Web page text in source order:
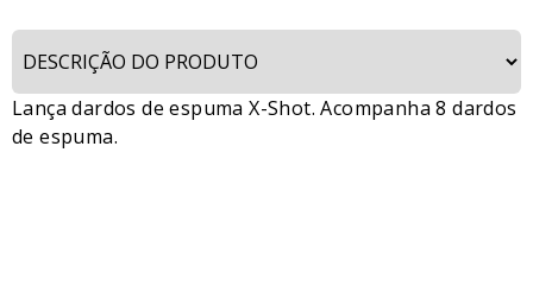
Lança dardos de espuma X-Shot. Acompanha 8 dardos
de espuma.